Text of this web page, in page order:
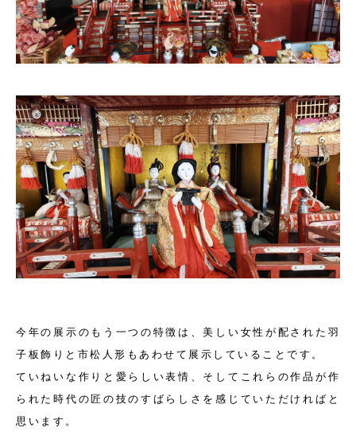
今年の展示のもう一つの特徴は、美しい女性が配された羽
子板飾りと市松人形もあわせて展示していることです。
ていねいな作りと愛らしい表情、そしてこれらの作品が作
られた時代の匠の技のすばらしさを感じていただければと
思います。